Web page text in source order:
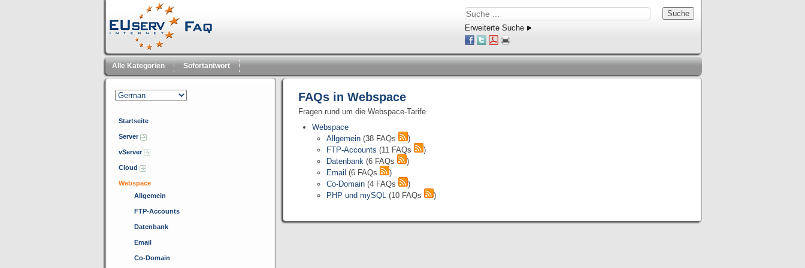
Erweiterte Suche
Alle Kategorien Sofortantwort
Startseite
Server
vServer
Cloud
Webspace
Allgemein
FTP-Accounts
Datenbank
Email
Co-Domain
FAQs in Webspace
Fragen rund um die Webspace-Tarife
Webspace
Allgemein(38 FAQs
)
FTP-Accounts (11 FAQs
)
Datenbank(6 FAQs
)
Email (6 FAQs
)
Co-Domain(4 FAQs
)
PHP und mySQL(10 FAQs )